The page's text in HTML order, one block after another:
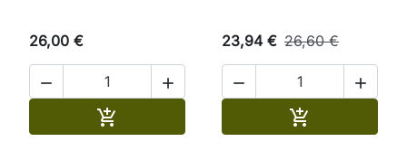
26,00 €
 

23,94 € 26,60 €
 
